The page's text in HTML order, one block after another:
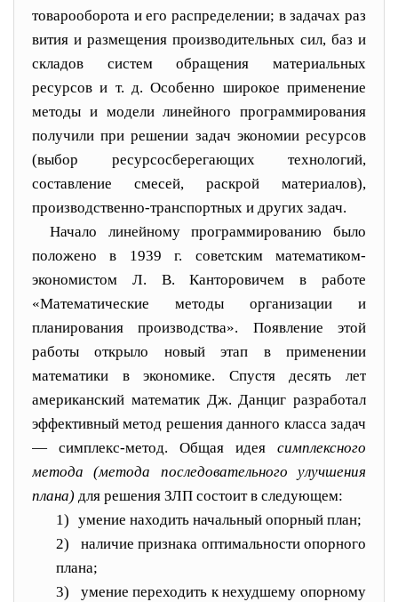
товарооборота и его распределении; в задачах раз
вития и размещения производительных сил, баз и
складов систем обращения материальных
ресурсов и т. д. Особенно широкое применение
методы и модели линейного программирования
получили при решении задач экономии ресурсов
(выбор ресурсосберегающих технологий,
составление смесей, раскрой материалов),
производственно-транспортных и других задач.
Начало линейному программированию было
положено в 1939 г. советским математиком-
экономистом Л. В. Канторовичем в работе
«Математические методы организации и
планирования производства». Появление этой
работы открыло новый этап в применении
математики в экономике. Спустя десять лет
американский математик Дж. Данциг разработал
эффективный метод решения данного класса задач
— симплекс-метод. Общая идея симплексного
метода (метода последовательного улучшения
плана) для решения ЗЛП состоит в следующем:
1) умение находить начальный опорный план;
2)
наличие признака оптимальности опорного
плана;
3)
умение переходить к нехудшему опорному